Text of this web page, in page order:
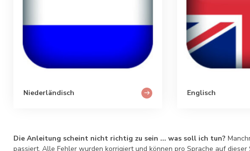
Niederländisch Englisch
Die Anleitung scheint nicht richtig zu sein ... was soll ich tun?
passiert. Alle Fehler wurden korrigiert und können pro Sprache auf